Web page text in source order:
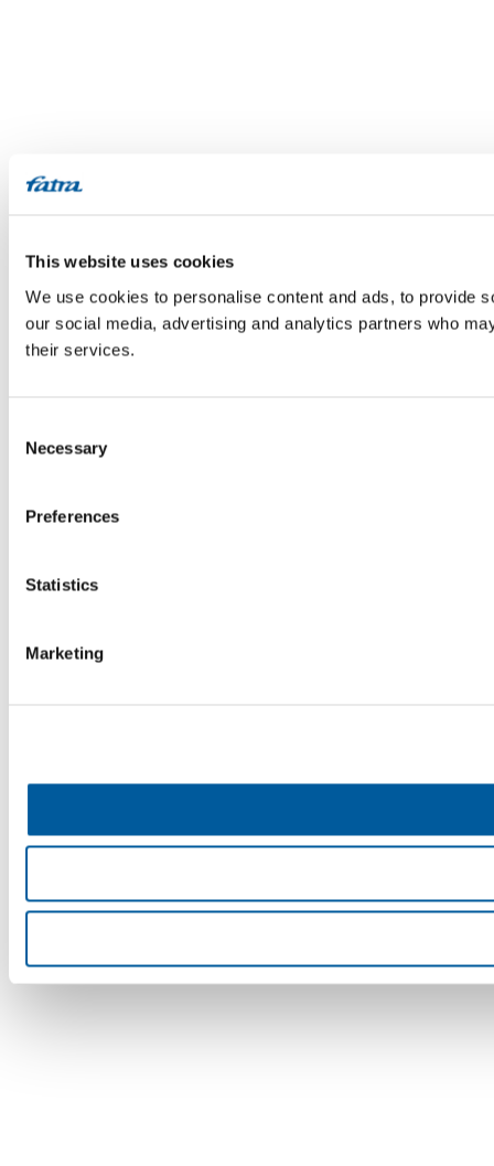
This website uses cookies
We use cookies to personalise content and ads, to provide
our social media, advertising and analytics partners who
their services.
Selection
Necessary
Preferences
Statistics
Marketing